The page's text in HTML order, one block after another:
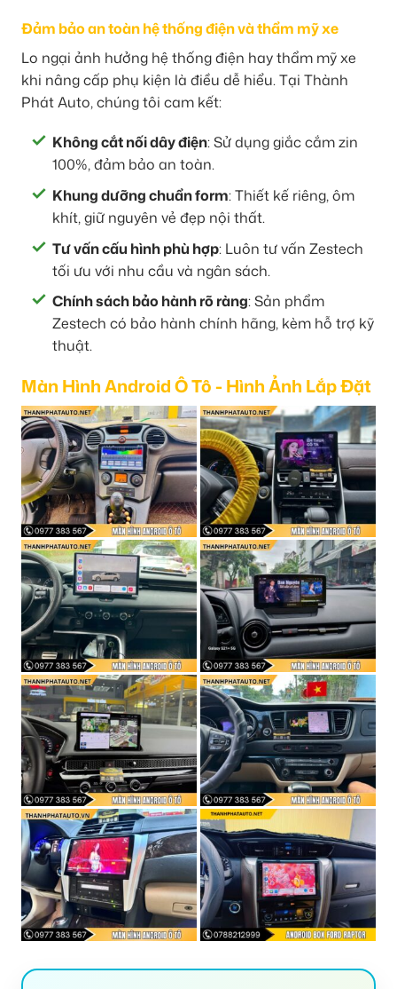
Đảm bảo an toàn hệ thống điện và thẩm mỹ xe
Lo ngại ảnh hưởng hệ thống điện hay thẩm mỹ xe
khi nâng cấp phụ kiện là điều dễ hiểu. Tại Thành
Phát Auto, chúng tôi cam kết:
Không cắt nối dây điện: Sử dụng giắc cắm zin
100%, đảm bảo an toàn.
Khung dưỡng chuẩn form: Thiết kế riêng, ôm
khít, giữ nguyên vẻ đẹp nội thất.
Tư vấn cấu hình phù hợp: Luôn tư vấn Zestech
tối ưu với nhu cầu và ngân sách.
Chính sách bảo hành rõ ràng: Sản phẩm
Zestech có bảo hành chính hãng, kèm hỗ trợ kỹ
thuật.
Màn Hình Android Ô Tô - Hình Ảnh Lắp Đặt